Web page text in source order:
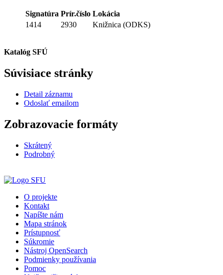
Signatúra Prír.číslo Lokácia
1414
2930 Knižnica (ODKS)
Katalóg SFÚ
Súvisiace stránky
Detail záznamu
Odoslať emailom
Zobrazovacie formáty
Skrátený
Podrobný
O projekte
Kontakt
Napíšte nám
Mapa stránok
Prístupnosť
Súkromie
Nástroj OpenSearch
Podmienky používania
Pomoc